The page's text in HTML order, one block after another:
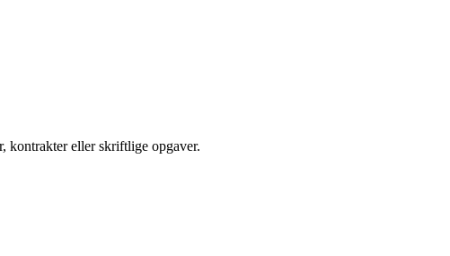
kontrakter eller skriftlige opgaver.